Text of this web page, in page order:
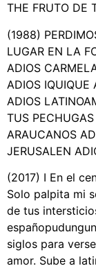
THE FRUTO DE
(1988)
LUGAR EN LA
ADIOS
ADIOS IQUIQUE
ADIOS
TUS
ARAUCANOS
JERUSALEN
(2017) I En el
Solo palpita mi
de tus
siglos para
amor. Sube a